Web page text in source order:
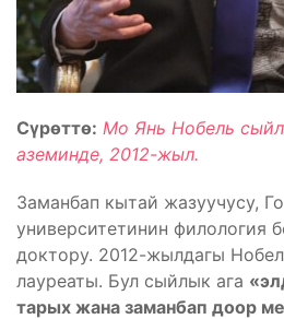
Сүрөттө: Мо Янь Нобель
аземинде, 2012-жыл.
Заманбап кытай жазуучусу,
университетинин филология
доктору. 2012-жылдагы
лауреаты. Бул сыйлык ага
тарых жана заманбап доор